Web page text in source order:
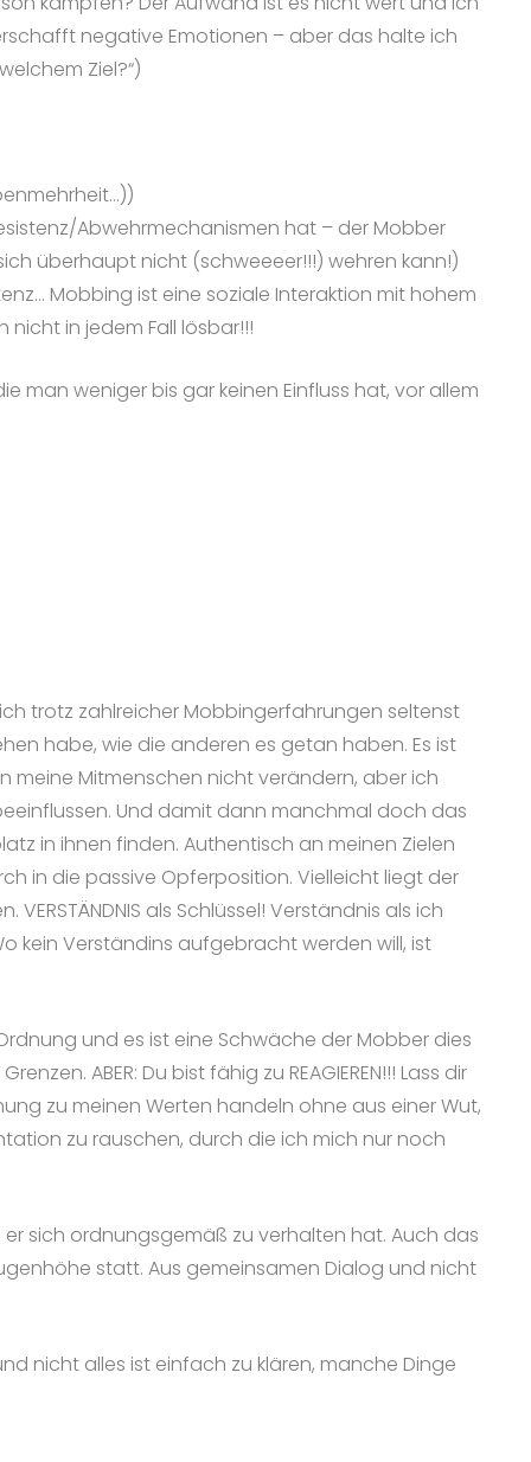
negative Emotionen – aber das halte ich
Ziel?“)
Abwehrmechanismen hat – der Mobber
überhaupt nicht (schweeeer!!!) wehren kann!)
Mobbing ist eine soziale Interaktion mit hohem
in jedem Fall lösbar!!!
man weniger bis gar keinen Einfluss hat, vor allem
trotz zahlreicher Mobbingerfahrungen seltenst
habe, wie die anderen es getan haben. Es ist
meine Mitmenschen nicht verändern, aber ich
Und damit dann manchmal doch das
in ihnen finden. Authentisch an meinen Zielen
in die passive Opferposition. Vielleicht liegt der
als Schlüssel! Verständnis als ich
kein Verständins aufgebracht werden will, ist
und es ist eine Schwäche der Mobber dies
ABER: Du bist fähig zu REAGIEREN!!! Lass dir
zu meinen Werten handeln ohne aus einer Wut,
zu rauschen, durch die ich mich nur noch
sich ordnungsgemäß zu verhalten hat. Auch das
statt. Aus gemeinsamen Dialog und nicht
nicht alles ist einfach zu klären, manche Dinge